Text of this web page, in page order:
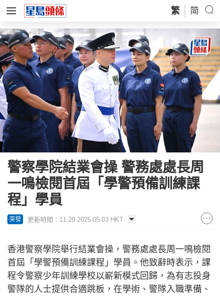
繁 简
警察學院結業會操 警務處處長周
一鳴檢閱首屆「學警預備訓練課
程」學員
突發 更新時間：11:20 2025-05-03 HKT
香港警察學院舉行結業會操，警務處處長周一鳴檢閱
首屆「學警預備訓練課程」學員。他致辭時表示，課
程令警察少年訓練學校以嶄新模式回歸，為有志投身
警隊的人士提供合適跳板，在學術、警隊入職準備、